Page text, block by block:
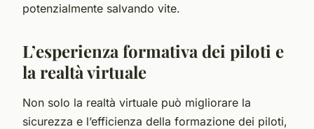
potenzialmente salvando vite.
L’esperienza formativa dei piloti e
la realtà virtuale
Non solo la realtà virtuale può migliorare la
sicurezza e l’efficienza della formazione dei piloti,